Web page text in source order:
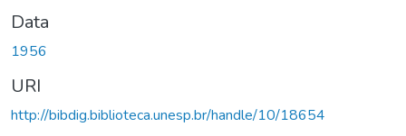
Data
1956
URI
http://bibdig.biblioteca.unesp.br/handle/10/18654